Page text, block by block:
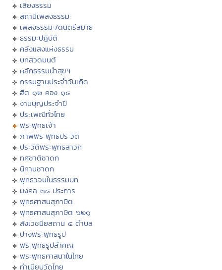
เสียงธรรม
สถานีเพลงธรรมะ
เพลงธรรมะ/ดนตรีสมาธิ
ธรรมะปฏิบัติ
คลังแสงแห่งธรรม
บทสวดมนต์
หลักธรรมนำสุขฯ
กรรมฐานประจำวันเกิด
ฮีต ๑๒ คอง ๑๔
งานบุญประจำปี
ประเพณีทั่วไทย
พระพุทธเจ้า
ภาพพระพุทธประวัติ
ประวัติพระพุทธสาวก
ทศชาติชาดก
นิทานชาดก
พุทธวจนในธรรมบท
มงคล ๓๘ ประการ
พุทธศาสนสุภาษิต
พุทธศาสนสุภาษิต ๖๒๑
สังเวชนียสถาน ๔ ตำบล
ปางพระพุทธรูป
พระพุทธรูปสำคัญ
พระพุทธศาสนาในไทย
ทำเนียบวัดไทย